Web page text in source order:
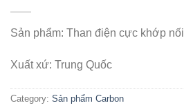
Sản phẩm: Than điện cực khớp nối
Xuất xứ: Trung Quốc
Category: Sản phẩm Carbon